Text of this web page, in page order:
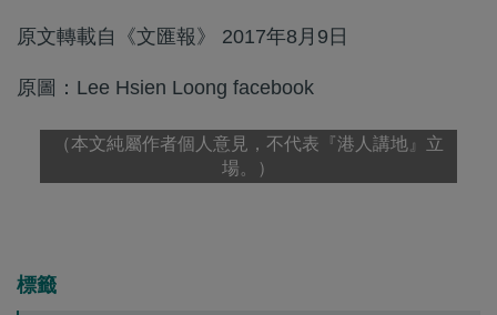
原文轉載自《文匯報》 2017年8月9日
原圖：Lee Hsien Loong facebook
（本文純屬作者個人意見，不代表『港人講地』立
場。）
標籤